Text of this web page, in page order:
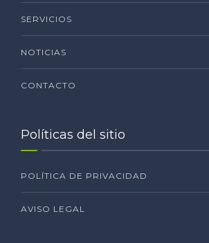
SERVICIOS
NOTICIAS
CONTACTO
Políticas del sitio
POLÍTICA DE PRIVACIDAD
AVISO LEGAL